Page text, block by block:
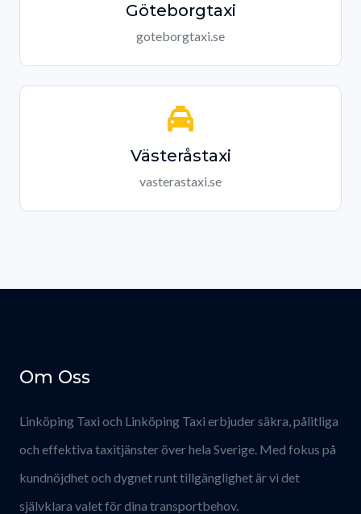
Göteborgtaxi
goteborgtaxi.se
Västeråstaxi
vasterastaxi.se
Om Oss
Linköping Taxi och Linköping Taxi erbjuder säkra, pålitliga
och effektiva taxitjänster över hela Sverige. Med fokus på
kundnöjdhet och dygnet runt tillgänglighet är vi det
självklara valet för dina transportbehov.